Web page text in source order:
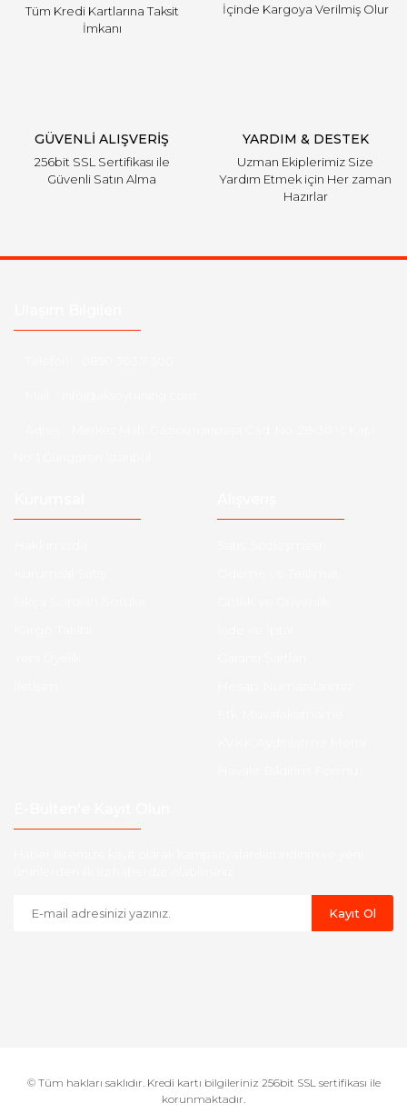
Tüm Kredi Kartlarına Taksit
İmkanı
İçinde Kargoya Verilmiş Olur
GÜVENLİ ALIŞVERİŞ
256bit SSL Sertifikası ile
Güvenli Satın Alma
YARDIM & DESTEK
Uzman Ekiplerimiz Size
Yardım Etmek için Her zaman
Hazırlar
Kayıt Ol
© Tüm hakları saklıdır. Kredi kartı bilgileriniz 256bit SSL sertifikası ile
korunmaktadır.